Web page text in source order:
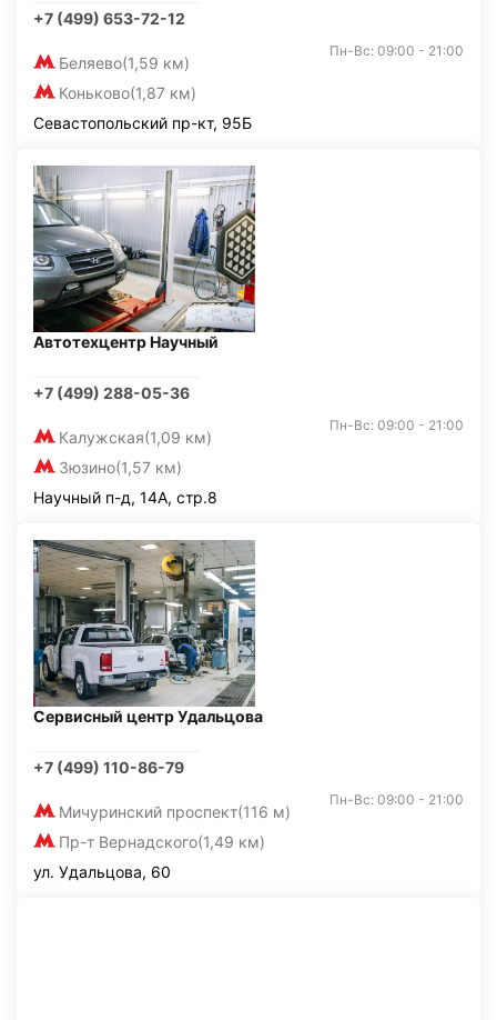
+7 (499) 653-72-12
Беляево(1,59 км)
Коньково(1,87 км)
Пн-Вс: 09:00 - 21:00
Севастопольский пр-кт, 95Б
Автотехцентр Научный
+7 (499) 288-05-36
Калужская(1,09 км)
Зюзино(1,57 км)
Пн-Вс: 09:00 - 21:00
Научный п-д, 14А, стр.8
Сервисный центр Удальцова
+7 (499) 110-86-79
Мичуринский проспект(116 м)
Пр-т Вернадского(1,49 км)
Пн-Вс: 09:00 - 21:00
ул. Удальцова, 60